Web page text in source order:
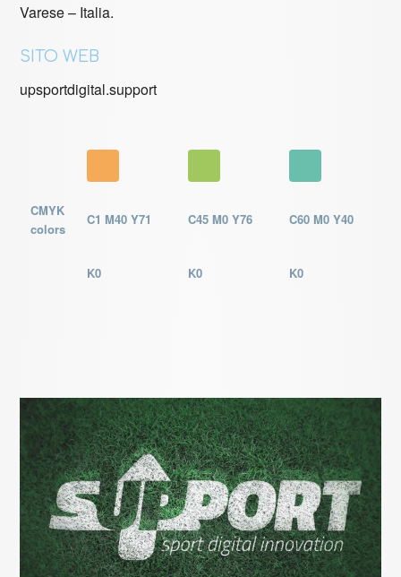
Varese – Italia.
SITO WEB
upsportdigital.support
CMYK
colors
C1 M40 Y71
K0
C45 M0 Y76
K0
C60 M0 Y40
K0